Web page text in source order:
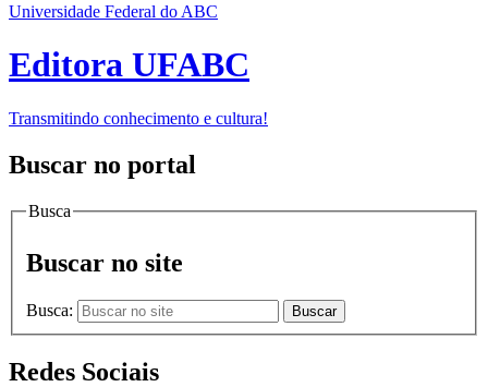
Universidade Federal do ABC
Editora UFABC
Transmitindo conhecimento e cultura!
Buscar no portal
Busca
Buscar no site
Busca: Buscar
Redes Sociais